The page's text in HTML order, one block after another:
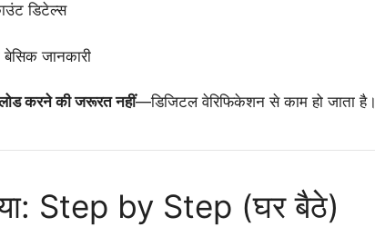
डिटेल्स
जानकारी
करने की जरूरत नहीं—डिजिटल वेरिफिकेशन से काम हो जाता है।
Step by Step (घर बैठे)